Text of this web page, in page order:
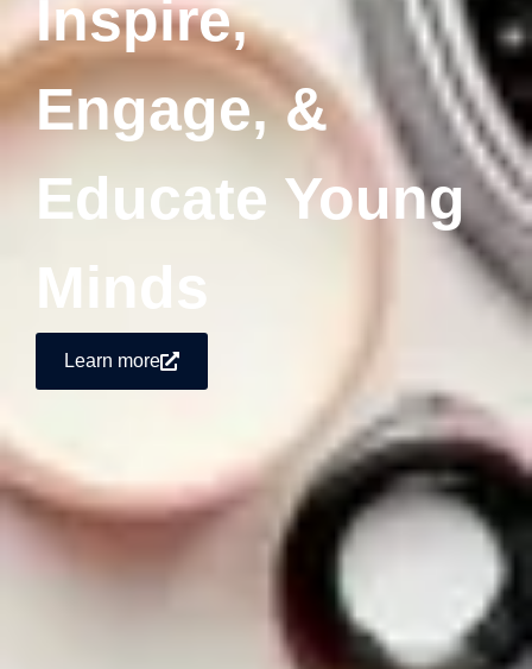
Inspire,
Engage, &
Educate Young
Minds
Learn more